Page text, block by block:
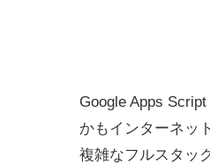
Google Apps
かもインターネッ
複雑なフルスタッ